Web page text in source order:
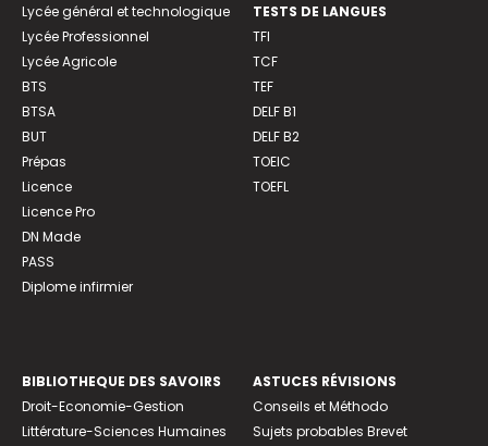
Lycée général et technologique
Lycée Professionnel
Lycée Agricole
BTS
BTSA
BUT
Prépas
Licence
Licence Pro
DN Made
PASS
Diplome infirmier
TESTS DE LANGUES
TFI
TCF
TEF
DELF B1
DELF B2
TOEIC
TOEFL
BIBLIOTHEQUE DES SAVOIRS
Droit-Economie-Gestion
Littérature-Sciences Humaines
ASTUCES RÉVISIONS
Conseils et Méthodo
Sujets probables Brevet